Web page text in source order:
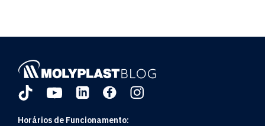
Horários de Funcionamento: